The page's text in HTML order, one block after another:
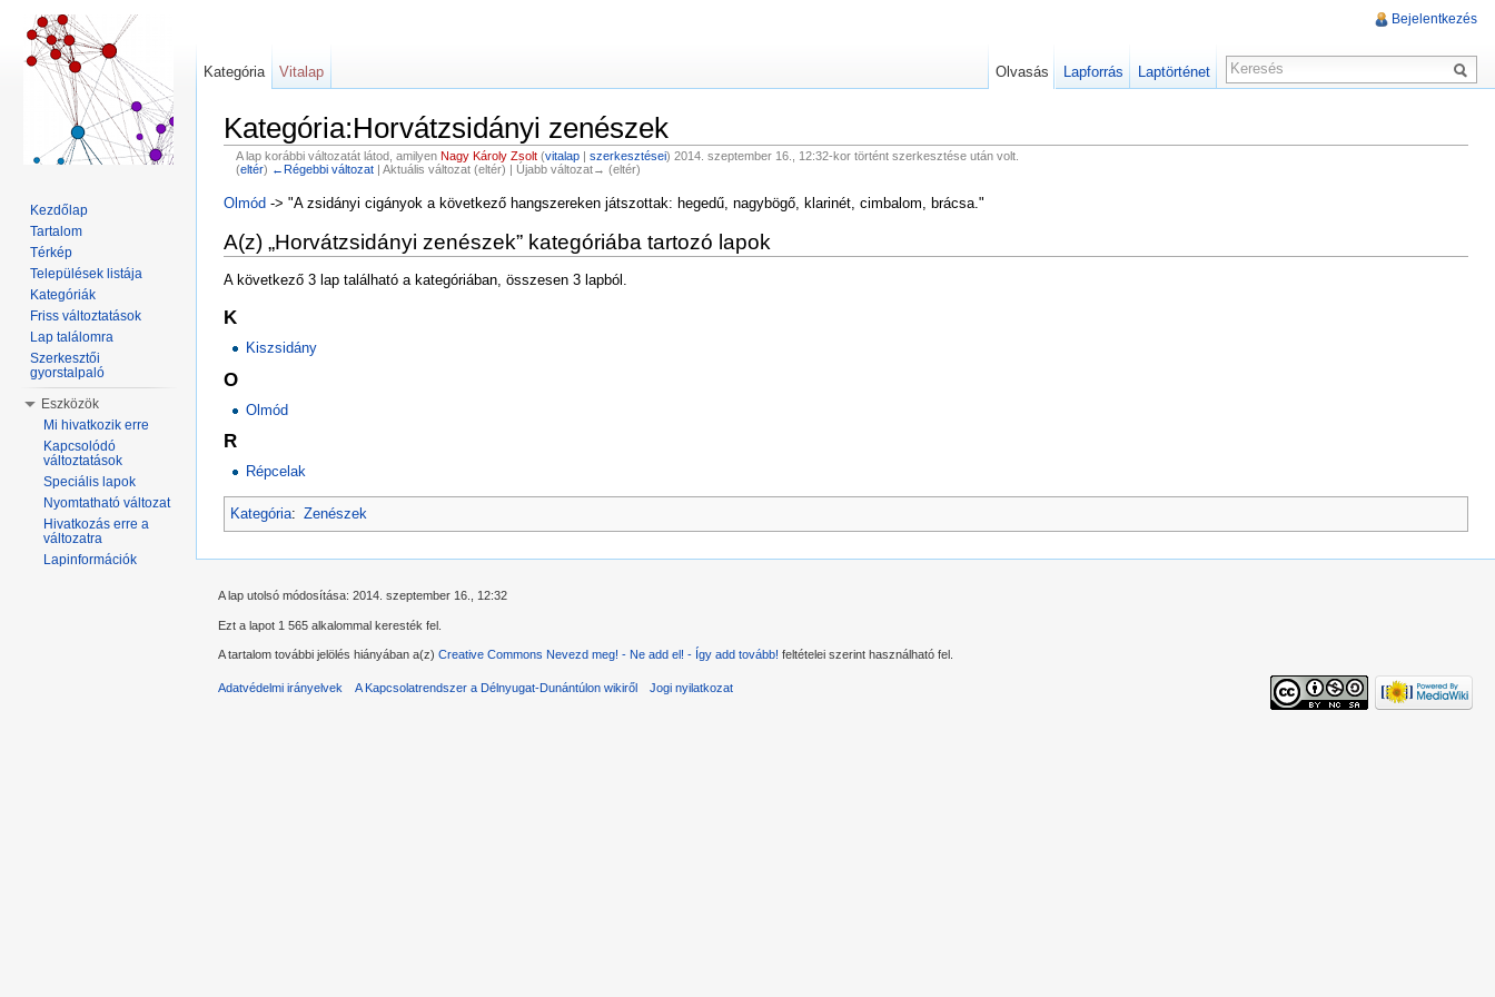
Kategória:Horvátzsidányi zenészek
A lap korábbi változatát látod, amilyen Nagy Károly Zsolt (vitalap| szerkesztései) 2014. szeptember 16., 12:32-kor történt szerkesztése után volt.
(eltér) ←Régebbi változat| Aktuális változat (eltér) | Újabb változat→ (eltér)
Olmód -> "A zsidányi cigányok a következő hangszereken játszottak: hegedű, nagybögő, klarinét, cimbalom, brácsa."
A(z) „Horvátzsidányi zenészek” kategóriába tartozó lapok
A következő 3 lap található a kategóriában, összesen 3 lapból.
K
Kiszsidány
O
Olmód
R
Répcelak
Kategória: Zenészek
Bejelentkezés
Kategória Vitalap Olvasás Lapforrás Laptörténet
Kezdőlap
Tartalom
Térkép
Települések listája
Kategóriák
Friss változtatások
Lap találomra
Szerkesztői
gyorstalpaló
Eszközök
Mi hivatkozik erre
Kapcsolódó
változtatások
Speciális lapok
Nyomtatható változat
Hivatkozás erre a
változatra
Lapinformációk
A lap utolsó módosítása: 2014. szeptember 16., 12:32
Ezt a lapot 1 565 alkalommal keresték fel.
A tartalom további jelölés hiányában a(z) Creative Commons Nevezd meg! - Ne add el! - Így add tovább! feltételei szerint használható fel.
Adatvédelmi irányelvek A Kapcsolatrendszer a Délnyugat-Dunántúlon wikiről Jogi nyilatkozat